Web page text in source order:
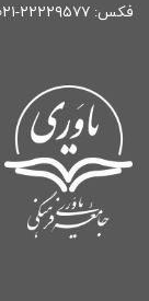
فکس: ۲۲۲۲۹۵۷۷-۰۲۱